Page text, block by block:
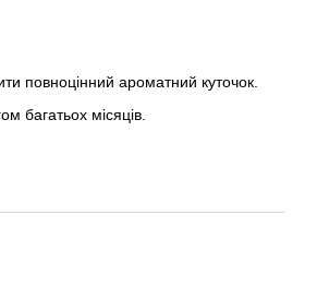
повноцінний ароматний куточок.
багатьох місяців.